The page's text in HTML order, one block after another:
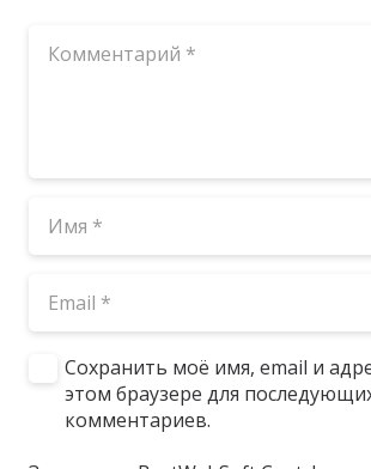
Сохранить моё имя, email и
этом браузере для
комментариев.